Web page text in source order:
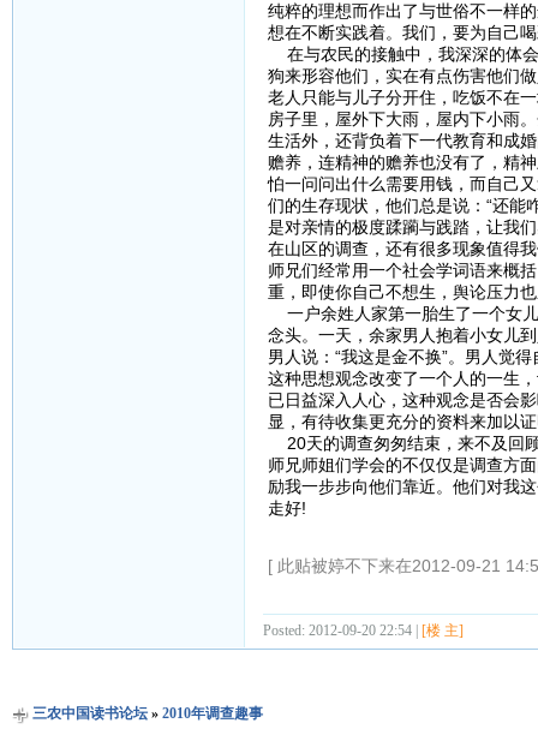
纯粹的理想而作出了与世俗不一样
想在不断实践着。我们，要为自己
在与农民的接触中，我深深的体
狗来形容他们，实在有点伤害他们
老人只能与儿子分开住，吃饭不在
房子里，屋外下大雨，屋内下小雨
生活外，还背负着下一代教育和成
赡养，连精神的赡养也没有了，精
怕一问问出什么需要用钱，而自己
们的生存现状，他们总是说：“还能
是对亲情的极度蹂躏与践踏，让我
在山区的调查，还有很多现象值得
师兄们经常用一个社会学词语来概
重，即使你自己不想生，舆论压力
一户余姓人家第一胎生了一个女
念头。一天，余家男人抱着小女儿
男人说：“我这是金不换”。男人觉
这种思想观念改变了一个人的一生
已日益深入人心，这种观念是否会
显，有待收集更充分的资料来加以
20天的调查匆匆结束，来不及回
师兄师姐们学会的不仅仅是调查方
励我一步步向他们靠近。他们对我
走好!
[ 此贴被婷不下来在2012-09-21
Posted: 2012-09-20 22:54 | [楼 主]
三农中国读书论坛» 2010年调查趣事